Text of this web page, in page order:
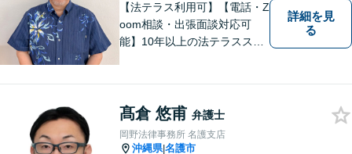
【法テラス利用可】【電話・Z
oom相談・出張面談対応可
能】10年以上の法テラススタ
談にも親身に寄り添い、あな
たの未来を全力でサポートい
たします【沖縄北部エリア・
詳細を見
る
髙倉 悠甫 弁護士
岡野法律事務所 名護支店
沖縄県|名護市